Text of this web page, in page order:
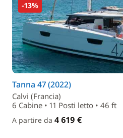
-13%
Tanna 47 (2022)
Calvi (Francia)
6 Cabine • 11 Posti letto • 46 ft
A partire da 4 619 €